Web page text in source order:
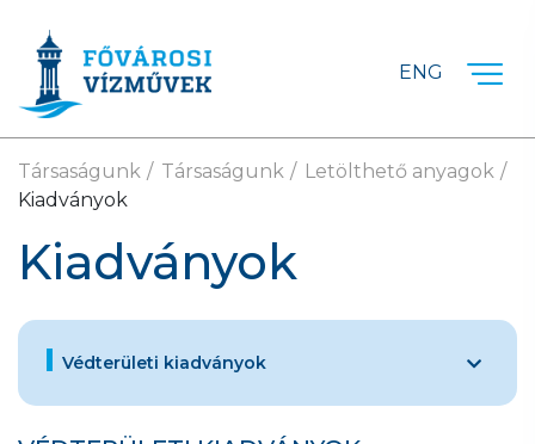
ENG
Társaságunk Társaságunk
Letölthető anyagok
Kiadványok
Kiadványok
Védterületi kiadványok